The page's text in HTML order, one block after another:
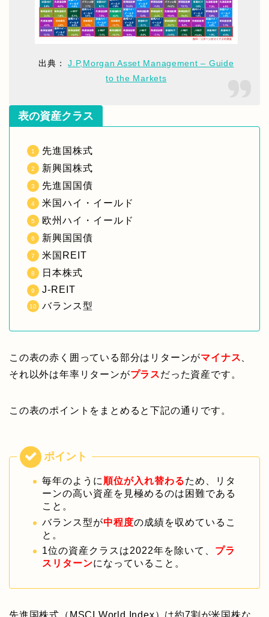
出典：J.P,Morgan Asset Management – Guide
to the Markets
表の資産クラス
先進国株式
新興国株式
先進国国債
米国ハイ・イールド
欧州ハイ・イールド
新興国国債
米国REIT
日本株式
J-REIT
バランス型
この表の赤く囲っている部分はリターンがマイナス
それ以外は年率リターンがプラスだった資産です。
この表のポイントをまとめると下記の通りです。
毎年のように 順位が入れ替わるため、リタ
ーンの高い資産を見極めるのは困難である
こと。
バランス型が中程度の成績を収めているこ
と。
1位の資産クラスは2022年を除いて、 プラ
スリターンになっていること。